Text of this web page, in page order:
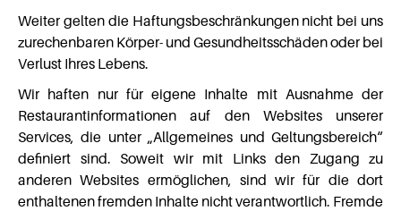
Weiter gelten die Haftungsbeschränkungen nicht bei uns
zurechenbaren Körper- und Gesundheitsschäden oder bei
Verlust Ihres Lebens.
Wir haften nur für eigene Inhalte mit Ausnahme der
Restaurantinformationen auf den Websites unserer
Services, die unter „Allgemeines und Geltungsbereich“
definiert sind. Soweit wir mit Links den Zugang zu
anderen Websites ermöglichen, sind wir für die dort
enthaltenen fremden Inhalte nicht verantwortlich. Fremde